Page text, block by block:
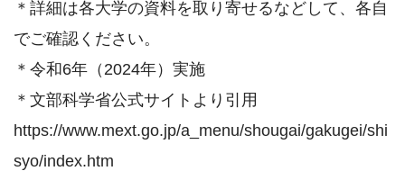
＊詳細は各大学の資料を取り寄せるなどして、各自
でご確認ください。
＊令和6年（2024年）実施
＊文部科学省公式サイトより引用
https://www.mext.go.jp/a_menu/shougai/gakugei/shi
syo/index.htm